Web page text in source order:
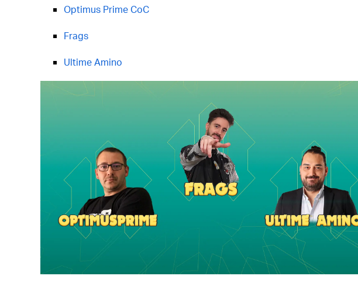
Optimus Prime CoC
Frags
Ultime Amino